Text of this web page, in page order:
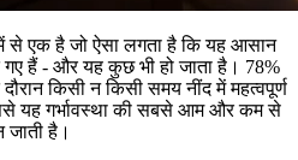
में से एक है जो ऐसा लगता है कि यह आसान
हैं - और यह कुछ भी हो जाता है। 78%
दौरान किसी न किसी समय नींद में महत्वपूर्ण
यह गर्भावस्था की सबसे आम और कम से
है।